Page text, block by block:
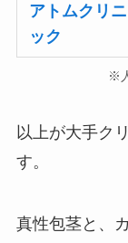
アトムクリニ
ック
※
以上が大手ク
す。
真性包茎と、